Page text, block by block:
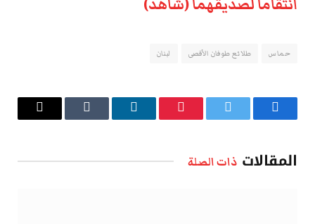
انتقاما لصديقهما (شاهد)
حماس طلائع طوفان الأقصى لبنان
فيسبوك تويتر بينتيريستلينكدإن Tumblr
البريد
المقالات ذات الصلة